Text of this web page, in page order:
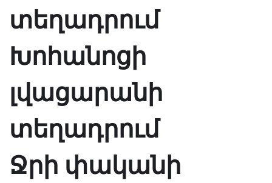
տեղադրում
Խոհանոցի
լվացարանի
տեղադրում
Ջրի փականի